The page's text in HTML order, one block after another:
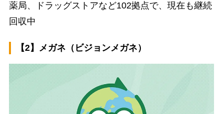
薬局、ドラッグストアなど102拠点で、現在も継続
回収中
【2】メガネ（ビジョンメガネ）